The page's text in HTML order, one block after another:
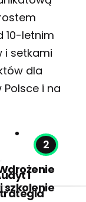
10-letnim
i setkami
dla
i na
i
i szkolenie